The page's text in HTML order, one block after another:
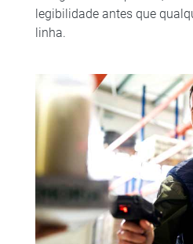
legibilidade antes que
linha.